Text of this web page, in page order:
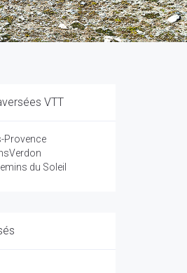
VTT
Provence
du Soleil